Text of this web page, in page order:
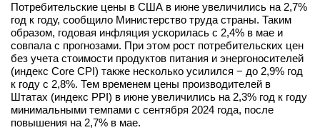
Потребительские цены в США в июне увеличились на 2,7%
год к году, сообщило Министерство труда страны. Таким
образом, годовая инфляция ускорилась с 2,4% в мае и
совпала с прогнозами. При этом рост потребительских цен
без учета стоимости продуктов питания и энергоносителей
(индекс Core CPI) также несколько усилился − до 2,9% год
к году с 2,8%. Тем временем цены производителей в
Штатах (индекс PPI) в июне увеличились на 2,3% год к году
минимальными темпами с сентября 2024 года, после
повышения на 2,7% в мае.